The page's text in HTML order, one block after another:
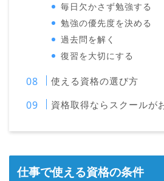
毎日欠かさず勉強する
勉強の優先度を決める
過去問を解く
復習を大切にする
使える資格の選び方
資格取得ならスクールが
仕事で使える資格の条件